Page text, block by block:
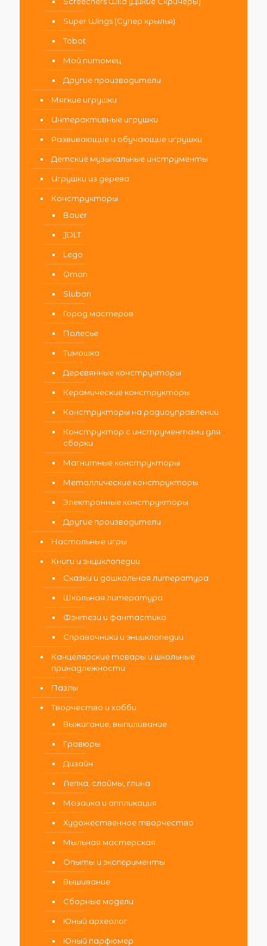
Super Wings (Супер крылья)
Tobot
Мой питомец
Другие производители
Мягкие игрушки
Интерактивные игрушки
Развивающие и обучающие игрушки
Детские музыкальные инструменты
Игрушки из дерева
Конструкторы
Bauer
JDLT
Lego
Qman
Sluban
Город мастеров
Полесье
Тимошка
Деревянные конструкторы
Керамические конструкторы
Конструкторы на радиоуправлении
Конструктор с инструментами для
сборки
Магнитные конструкторы
Металлические конструкторы
Электронные конструкторы
Другие производители
Настольные игры
Книги и энциклопедии
Сказки и дошкольная литература
Школьная литература
Фэнтези и фантастика
Справочники и энциклопедии
Канцелярские товары и школьные
принадлежности
Пазлы
Творчество и хобби
Выжигание, выпиливание
Гравюры
Дизайн
Лепка, слаймы, глина
Мозаика и аппликация
Художественное творчество
Мыльная мастерская
Опыты и эксперименты
Вышивание
Сборные модели
Юный археолог
Юный парфюмер